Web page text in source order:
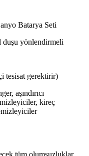
Batarya Seti
duşu yönlendirmeli
tesisat gerektirir)
aşındırıcı
kireç